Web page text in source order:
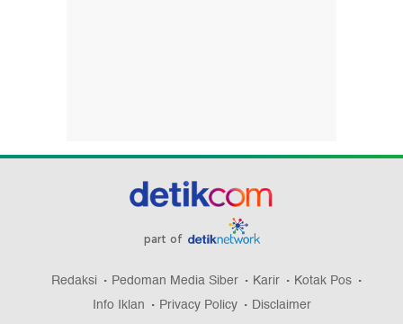
part of
Redaksi Pedoman Media Siber Karir
Kotak Pos
Info Iklan
Privacy Policy Disclaimer